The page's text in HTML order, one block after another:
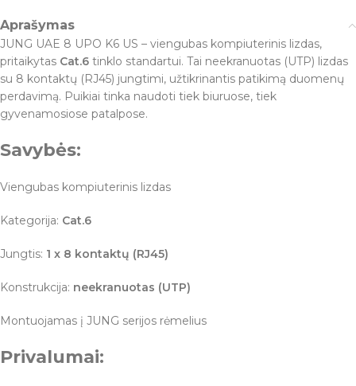
Aprašymas
JUNG UAE 8 UPO K6 US – viengubas kompiuterinis lizdas,
pritaikytas Cat.6 tinklo standartui. Tai neekranuotas (UTP) lizdas
su 8 kontaktų (RJ45) jungtimi, užtikrinantis patikimą duomenų
perdavimą. Puikiai tinka naudoti tiek biuruose, tiek
gyvenamosiose patalpose.
Savybės:
Viengubas kompiuterinis lizdas
Kategorija: Cat.6
Jungtis: 1 x 8 kontaktų (RJ45)
Konstrukcija: neekranuotas (UTP)
Montuojamas į JUNG serijos rėmelius
Privalumai: